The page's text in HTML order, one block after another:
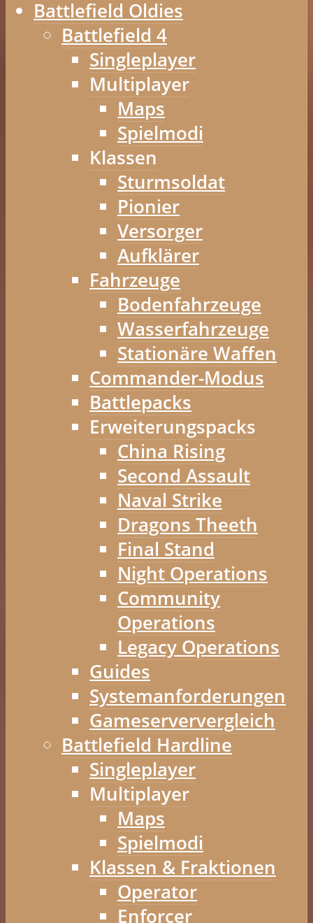
Battlefield Oldies
Battlefield 4
Singleplayer
Multiplayer
Maps
Spielmodi
Klassen
Sturmsoldat
Pionier
Versorger
Aufklärer
Fahrzeuge
Bodenfahrzeuge
Wasserfahrzeuge
Stationäre Waffen
Commander-Modus
Battlepacks
Erweiterungspacks
China Rising
Second Assault
Naval Strike
Dragons Theeth
Final Stand
Night Operations
Community
Operations
Legacy Operations
Guides
Systemanforderungen
Gameserververgleich
Battlefield Hardline
Singleplayer
Multiplayer
Maps
Spielmodi
Klassen & Fraktionen
Operator
Enforcer